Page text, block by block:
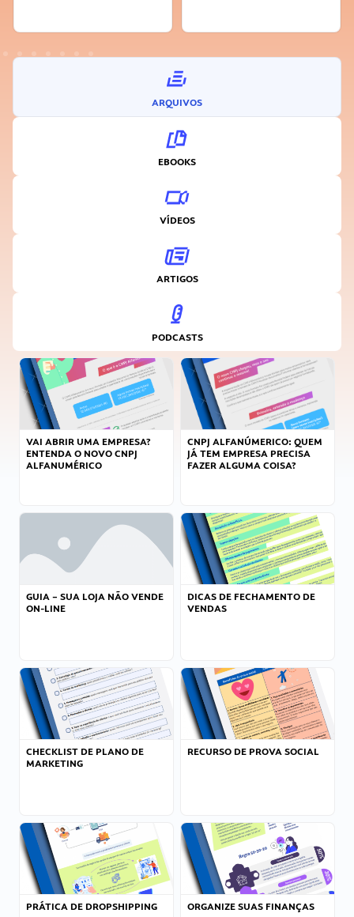
ARQUIVOS
EBOOKS
VÍDEOS
ARTIGOS
PODCASTS
VAI ABRIR UMA EMPRESA?
ENTENDA O NOVO CNPJ
ALFANUMÉRICO
CNPJ ALFANÚMERICO: QUEM
JÁ TEM EMPRESA PRECISA
FAZER ALGUMA COISA?
GUIA – SUA LOJA NÃO VENDE
ON-LINE
DICAS DE FECHAMENTO DE
VENDAS
CHECKLIST DE PLANO DE
MARKETING
RECURSO DE PROVA SOCIAL
PRÁTICA DE DROPSHIPPING ORGANIZE SUAS FINANÇAS